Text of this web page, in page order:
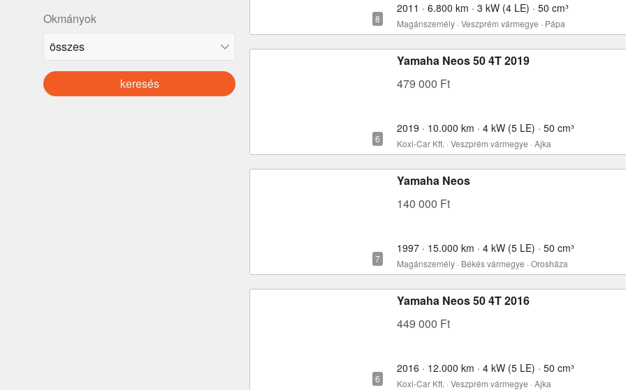
Okmányok
keresés
2011 · 6.800 km · 3 kW (4 LE) · 50 cm³
Magánszemély · Veszprém vármegye · Pápa
Yamaha Neos 50 4T 2019
479 000 Ft
2019 · 10.000 km · 4 kW (5 LE) · 50 cm³
Koxi-Car Kft. · Veszprém vármegye · Ajka
Yamaha Neos
140 000 Ft
1997 · 15.000 km · 4 kW (5 LE) · 50 cm³
Magánszemély · Békés vármegye · Orosháza
Yamaha Neos 50 4T 2016
449 000 Ft
2016 · 12.000 km · 4 kW (5 LE) · 50 cm³
Koxi-Car Kft. · Veszprém vármegye · Ajka